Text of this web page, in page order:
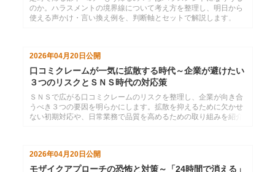
のか。ハラスメントの境界線について考え方を整理し、明日から
使える声かけ・言い換え例を、判断軸とセットで解説します。
2026年04月20日公開
口コミクレームが一気に拡散する時代～企業が避けたい
３つのリスクとＳＮＳ時代の対応策
ＳＮＳで広がる口コミクレームのリスクを整理し、企業が向き合
うべき３つの要因を明らかにします。拡散を抑えるために欠かせ
ない初期対応や、日常業務で品質を高めるための取り組みを紹介
2026年04月20日 公開
モザイクアプローチの恐怖と対策～「24時間で消える」